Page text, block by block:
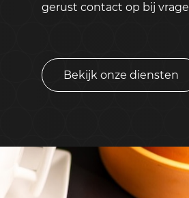
gerust contact op bij
Bekijk onze diensten